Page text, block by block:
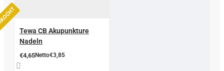
Tewa CB Akupunkture
Nadeln
€4,65Netto€3,85